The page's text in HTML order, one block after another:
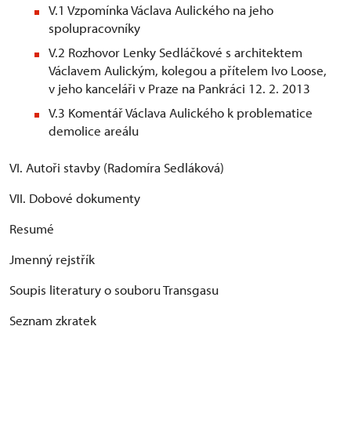
V.1 Vzpomínka Václava Aulického na jeho
spolupracovníky
V.2 Rozhovor Lenky Sedláčkové s architektem
Václavem Aulickým, kolegou a přítelem Ivo Loose,
v jeho kanceláři v Praze na Pankráci 12. 2. 2013
V.3 Komentář Václava Aulického k problematice
demolice areálu
VI. Autoři stavby (Radomíra Sedláková)
VII. Dobové dokumenty
Resumé
Jmenný rejstřík
Soupis literatury o souboru Transgasu
Seznam zkratek